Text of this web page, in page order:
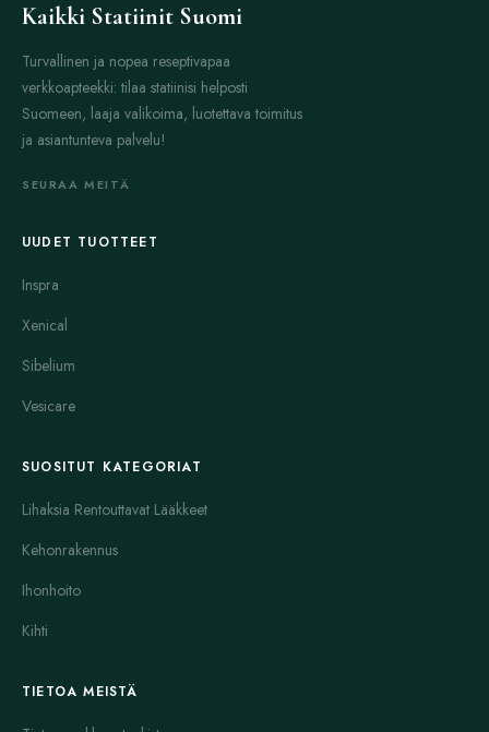
Kaikki Statiinit Suomi
Turvallinen ja nopea reseptivapaa
verkkoapteekki: tilaa statiinisi helposti
Suomeen, laaja valikoima, luotettava toimitus
ja asiantunteva palvelu!
SEURAA MEITÄ
UUDET TUOTTEET
Inspra
Xenical
Sibelium
Vesicare
SUOSITUT KATEGORIAT
Lihaksia Rentouttavat Lääkkeet
Kehonrakennus
Ihonhoito
Kihti
TIETOA MEISTÄ